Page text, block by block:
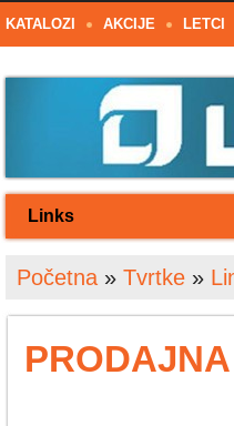
KATALOZI AKCIJE LETCI
Links
Početna » Tvrtke »